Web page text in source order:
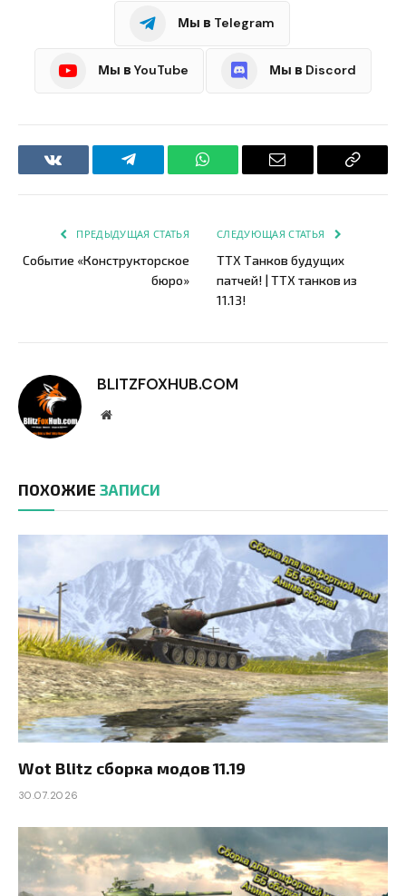
Мы в Telegram
Мы в YouTube Мы в Discord
VKontakteTelegram WhatsApp Email
Copy
ПРЕДЫДУЩАЯ СТАТЬЯ
Событие «Конструкторское
бюро»
СЛЕДУЮЩАЯ СТАТЬЯ
ТТХ Танков будущих
патчей! | ТТХ танков из
11.13!
BLITZFOXHUB.COM
Website
ПОХОЖИЕ ЗАПИСИ
Wot Blitz сборка модов 11.19
30.07.2026